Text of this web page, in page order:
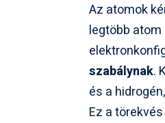
Az atomok
legtöbb
szabálynak.
és a
Ez a